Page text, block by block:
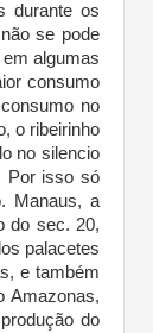
durante os
se pode
algumas
consumo
no
o ribeirinho
no silencio
Por isso só
Manaus, a
do sec. 20,
palacetes
e também
Amazonas,
do